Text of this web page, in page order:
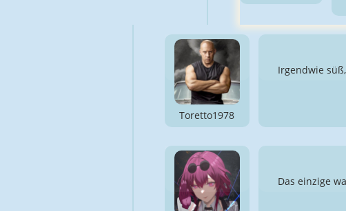
Toretto1978
Irgendwie
Das einzige